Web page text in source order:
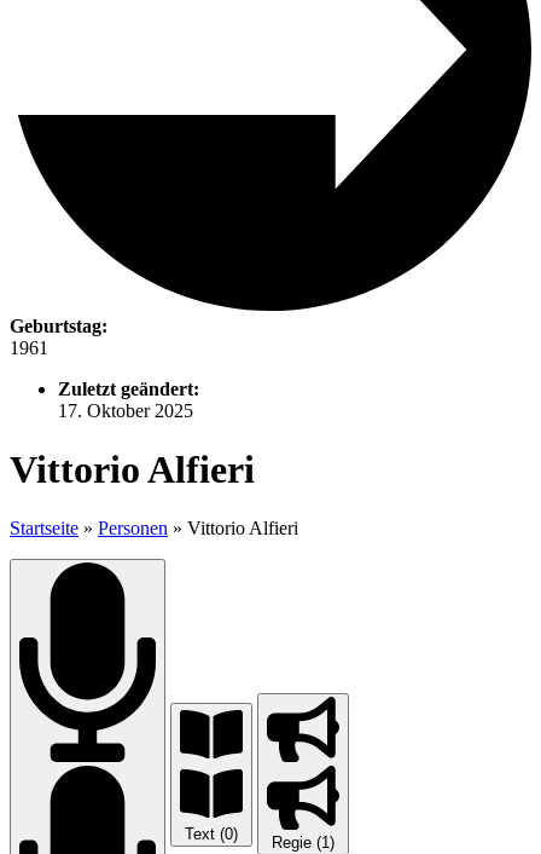
Geburtstag:
1961
Zuletzt geändert:
17. Oktober 2025
Vittorio Alfieri
Startseite » Personen » Vittorio Alfieri
Text (0) Regie (1)